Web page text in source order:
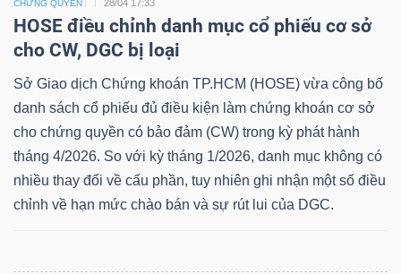
CHỨNG QUYỀN 28/04 17:33
HOSE điều chỉnh danh mục cổ phiếu cơ sở
cho CW, DGC bị loại
Sở Giao dịch Chứng khoán TP.HCM (HOSE) vừa công bố
danh sách cổ phiếu đủ điều kiện làm chứng khoán cơ sở
cho chứng quyền có bảo đảm (CW) trong kỳ phát hành
tháng 4/2026. So với kỳ tháng 1/2026, danh mục không có
nhiều thay đổi về cấu phần, tuy nhiên ghi nhận một số điều
chỉnh về hạn mức chào bán và sự rút lui của DGC.